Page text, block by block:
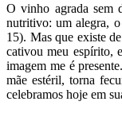
O vinho agrada sem
nutritivo: um alegra,
15). Mas que existe
cativou meu espírito,
imagem me é
mãe estéril, torna
celebramos hoje em